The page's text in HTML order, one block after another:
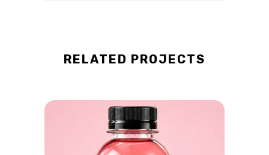
RELATED PROJECTS